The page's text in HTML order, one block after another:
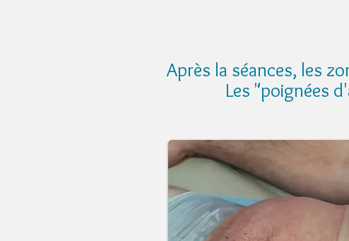
Après la séances, les
Les "poignées